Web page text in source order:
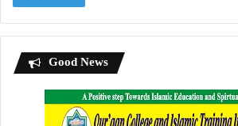
Good News